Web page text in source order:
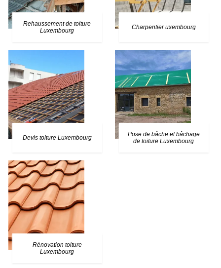
Rehaussement de toiture
Luxembourg
Charpentier uxembourg
Devis toiture Luxembourg
Pose de bâche et bâchage
de toiture Luxembourg
Rénovation toiture
Luxembourg